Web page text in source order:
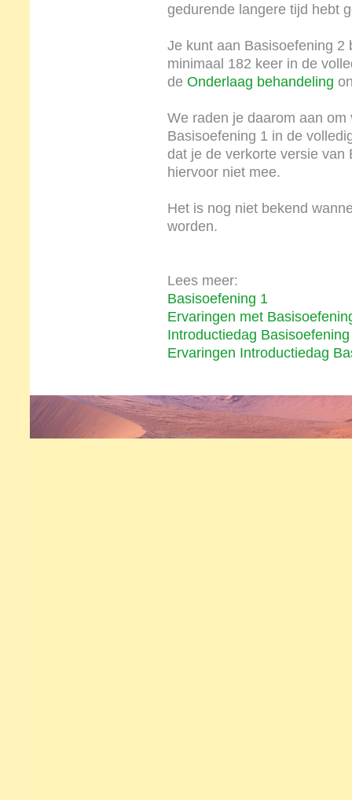
gedurende langere tijd hebt
Je kunt aan Basisoefening 2
minimaal 182 keer in de
de Onderlaag behandeling
We raden je daarom aan
Basisoefening 1 in de
dat je de verkorte versie van
hiervoor niet mee.
Het is nog niet bekend
worden.
Lees meer:
Basisoefening 1
Ervaringen met
Introductiedag Basisoefening
Ervaringen Introductiedag